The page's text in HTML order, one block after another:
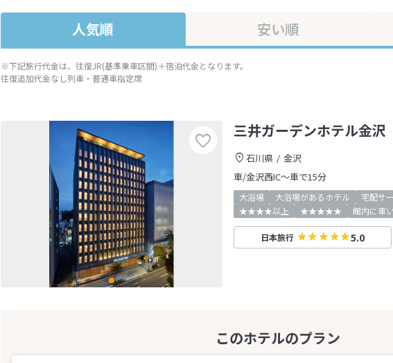
人気順 安い順
※下記旅行代金は、往復JR(基準乗車区間)＋宿泊代金となります。
往復追加代金なし列車・普通車指定席
三井ガーデンホテル金沢
石川県
金沢
車/金沢西IC～車で15分
大浴場 大浴場があるホテル 宅配サ
★★★★以上
★★★★★ 館内に車
日本旅行 5.0